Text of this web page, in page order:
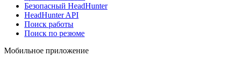
Безопасный HeadHunter
HeadHunter API
Поиск работы
Поиск по резюме
Мобильное приложение